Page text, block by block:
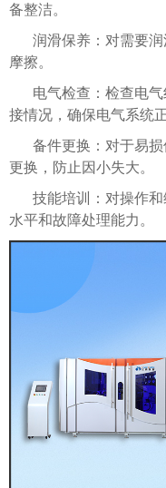
备整洁。
润滑保养：对需要
摩擦。
电气检查：检查电
接情况，确保电气系统
备件更换：对于易
更换，防止因小失大。
技能培训：对操作
水平和故障处理能力。